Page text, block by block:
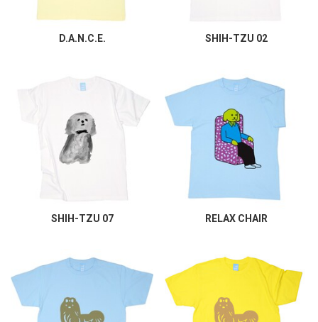
D.A.N.C.E. SHIH-TZU 02
SHIH-TZU 07 RELAX CHAIR